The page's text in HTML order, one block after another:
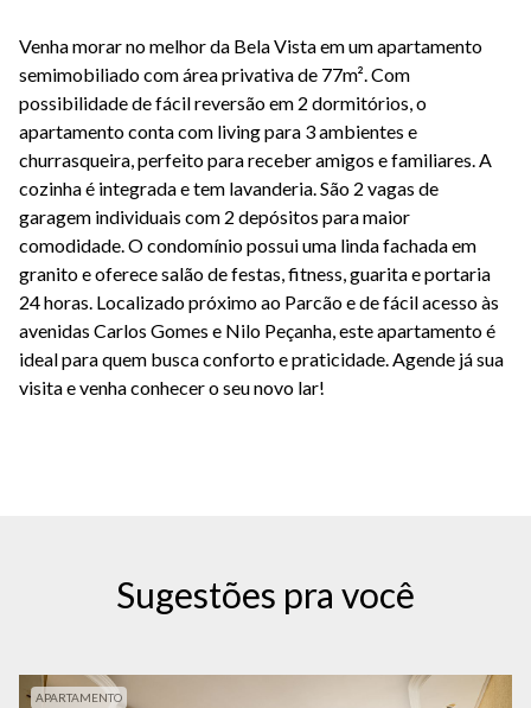
Venha morar no melhor da Bela Vista em um apartamento
semimobiliado com área privativa de 77m². Com
possibilidade de fácil reversão em 2 dormitórios, o
apartamento conta com living para 3 ambientes e
churrasqueira, perfeito para receber amigos e familiares. A
cozinha é integrada e tem lavanderia. São 2 vagas de
garagem individuais com 2 depósitos para maior
comodidade. O condomínio possui uma linda fachada em
granito e oferece salão de festas, fitness, guarita e portaria
24 horas. Localizado próximo ao Parcão e de fácil acesso às
avenidas Carlos Gomes e Nilo Peçanha, este apartamento é
ideal para quem busca conforto e praticidade. Agende já sua
visita e venha conhecer o seu novo lar!
Sugestões pra você
APARTAMENTO